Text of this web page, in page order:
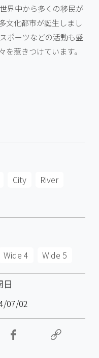
界中から多くの移民が
文化都市が誕生しまし
ポーツなどの活動も盛
を惹きつけています。
City
River
Wide 4 Wide 5
日
07/02